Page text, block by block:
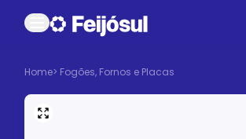
Home> Fogões, Fornos e Placas